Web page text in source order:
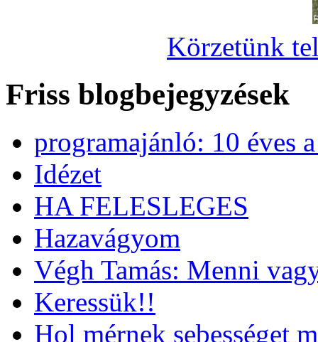
Körzetünk
Friss blogbejegyzések
programajánló: 10 éves
Idézet
HA FELESLEGES
Hazavágyom
Végh Tamás: Menni
Keressük!!
Hol mérnek sebességet